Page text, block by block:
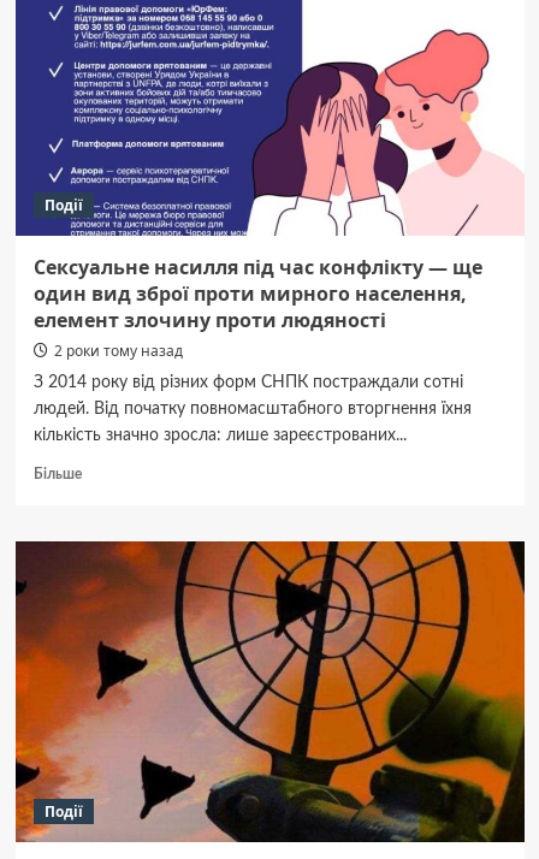
секцію
воркауту:
пояснення
тренера
і доньки
колишнього
Події
Сексуальне насилля під час конфлікту — ще
один вид зброї проти мирного населення,
елемент злочину проти людяності
2 роки тому назад
З 2014 року від різних форм СНПК постраждали сотні
людей. Від початку повномасштабного вторгнення їхня
кількість значно зросла: лише зареєстрованих...
БільшеДокладніше
насилля
час
ще
один
вид
зброї
мирного
населення,
елемент
Події